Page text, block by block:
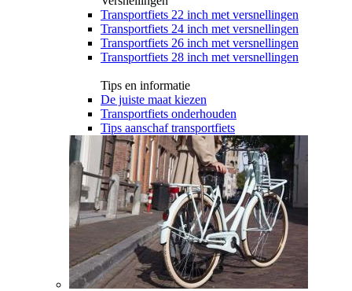
Transportfiets 22 inch met versnellingen
Transportfiets 24 inch met versnellingen
Transportfiets 26 inch met versnellingen
Transportfiets 28 inch met versnellingen
Tips en informatie
De juiste maat kiezen
Transportfiets onderhouden
Tips aanschaf transportfiets